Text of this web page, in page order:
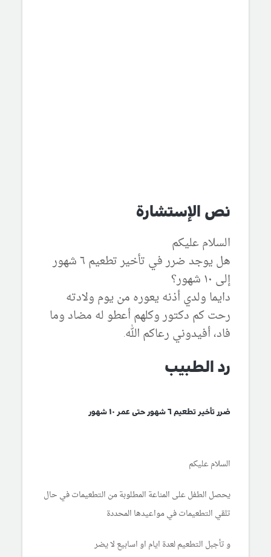
نص الإستشارة
السلام عليكم
هل يوجد ضرر في تأخير تطعيم ٦ شهور
إلى ١٠ شهور؟
دايما ولدي أذنه يعوره من يوم ولادته
رحت كم دكتور وكلهم أعطو له مضاد وما
فاد، أفيدوني رعاكم الله.
رد الطبيب
ضرر تأخير تطعيم ٦ شهور حتى عمر ١٠ شهور
السلام عليكم
يحصل الطفل على المناعة المطلوبة من التطعيمات في حال
تلقي التطعيمات في مواعيدها المحددة
و تأجبل التطعيم لعدة ايام او اسابيع لا يضر